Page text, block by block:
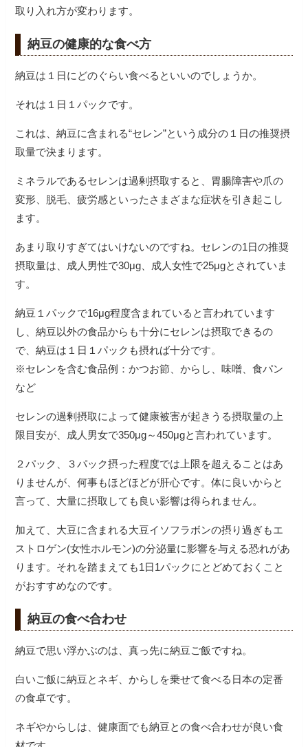
取り入れ方が変わります。
納豆の健康的な食べ方
納豆は１日にどのぐらい食べるといいのでしょうか。
それは１日１パックです。
これは、納豆に含まれる“セレン”という成分の１日の推奨摂
取量で決まります。
ミネラルであるセレンは過剰摂取すると、胃腸障害や爪の
変形、脱毛、疲労感といったさまざまな症状を引き起こし
ます。
あまり取りすぎてはいけないのですね。セレンの1日の推奨
摂取量は、成人男性で30μg、成人女性で25μgとされていま
す。
納豆１パックで16μg程度含まれていると言われています
し、納豆以外の食品からも十分にセレンは摂取できるの
で、納豆は１日１パックも摂れば十分です。
※セレンを含む食品例：かつお節、からし、味噌、食パン
など
セレンの過剰摂取によって健康被害が起きうる摂取量の上
限目安が、成人男女で350μg～450μgと言われています。
２パック、３パック摂った程度では上限を超えることはあ
りませんが、何事もほどほどが肝心です。体に良いからと
言って、大量に摂取しても良い影響は得られません。
加えて、大豆に含まれる大豆イソフラボンの摂り過ぎもエ
ストロゲン(女性ホルモン)の分泌量に影響を与える恐れがあ
ります。それを踏まえても1日1パックにとどめておくこと
がおすすめなのです。
納豆の食べ合わせ
納豆で思い浮かぶのは、真っ先に納豆ご飯ですね。
白いご飯に納豆とネギ、からしを乗せて食べる日本の定番
の食卓です。
ネギやからしは、健康面でも納豆との食べ合わせが良い食